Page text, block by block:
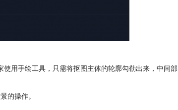
用手绘工具，只需将抠图主体的轮廓勾勒出来，中间部
的操作。